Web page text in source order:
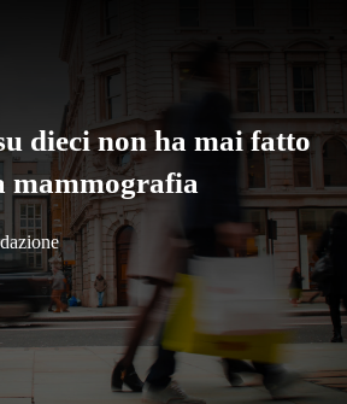
dieci non ha mai fatto
mammografia